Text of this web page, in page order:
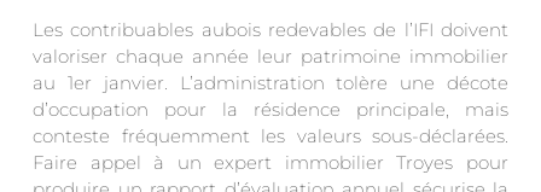
Les contribuables aubois redevables de l’IFI doivent
valoriser chaque année leur patrimoine immobilier
au 1er janvier. L’administration tolère une décote
d’occupation pour la résidence principale, mais
conteste fréquemment les valeurs sous-déclarées.
Faire appel à un expert immobilier Troyes pour